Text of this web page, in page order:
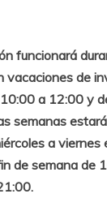
funcionará
vacaciones de
a 12:00 y
semanas
a viernes
de semana de